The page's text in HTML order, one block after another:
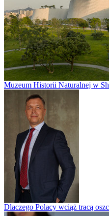
Muzeum Historii Naturalnej w
Dlaczego Polacy wciąż tracą